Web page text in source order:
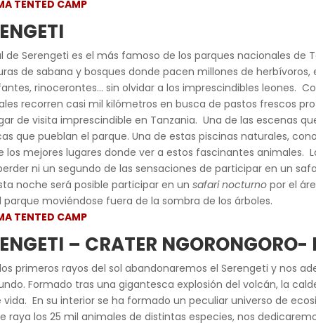
TENTED CAMP
de Serengeti es el más famoso de los parques nacionales
de sabana y bosques donde pacen millones de
rinocerontes… sin olvidar a los imprescindibles leones.
recorren casi mil kilómetros en busca de pastos frescos
de visita imprescindible en Tanzania. Una de las escenas
que pueblan el parque. Una de estas piscinas naturales,
los mejores lugares donde ver a estos fascinantes animales.
ni un segundo de las sensaciones de participar en un
noche será posible participar en unsafari nocturnopor el
moviéndose fuera de la sombra de los árboles.
TENTED CAMP
– CRATER NGORONGORO-
primeros rayos del sol abandonaremos el Serengeti y nos
Formado tras una gigantesca explosión del volcán, la
En su interior se ha formado un peculiar universo de
raya los 25 mil animales de distintas especies, nos